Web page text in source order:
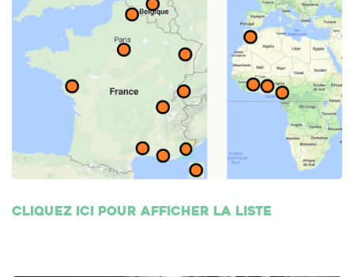
Cliquez ici pour afficher la liste